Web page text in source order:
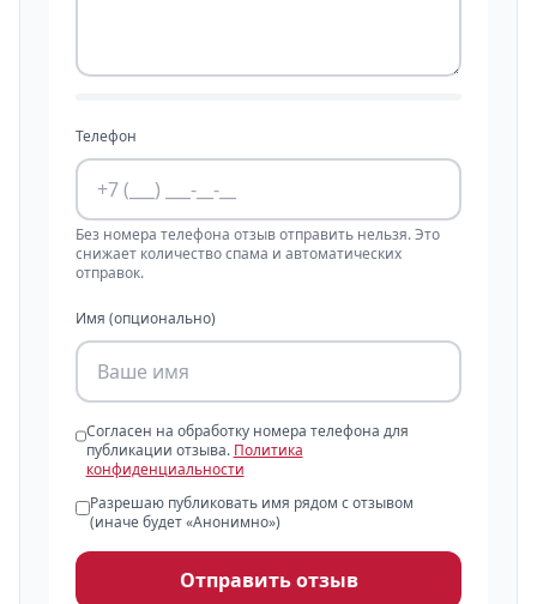
Телефон
Без номера телефона отзыв отправить нельзя. Это
снижает количество спама и автоматических
отправок.
Имя (опционально)
Согласен на обработку номера телефона для
публикации отзыва. Политика
конфиденциальности
Разрешаю публиковать имя рядом с отзывом
(иначе будет «Анонимно»)
Отправить отзыв